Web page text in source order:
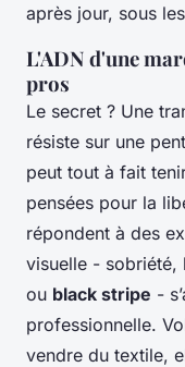
après jour, sous
L'ADN d'une
pros
Le secret ? Une
résiste sur une
peut tout à fait
pensées pour la
répondent à des
visuelle - sobriété,
ou black stripe -
professionnelle.
vendre du textile,